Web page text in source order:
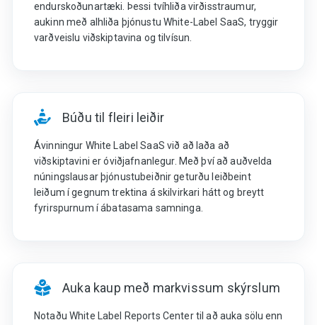
endurskoðunartæki. Þessi tvíhliða virðisstraumur,
aukinn með alhliða þjónustu White-Label SaaS, tryggir
varðveislu viðskiptavina og tilvísun.
Búðu til fleiri leiðir
Ávinningur White Label SaaS við að laða að
viðskiptavini er óviðjafnanlegur. Með því að auðvelda
núningslausar þjónustubeiðnir geturðu leiðbeint
leiðum í gegnum trektina á skilvirkari hátt og breytt
fyrirspurnum í ábatasama samninga.
Auka kaup með markvissum skýrslum
Notaðu White Label Reports Center til að auka sölu enn